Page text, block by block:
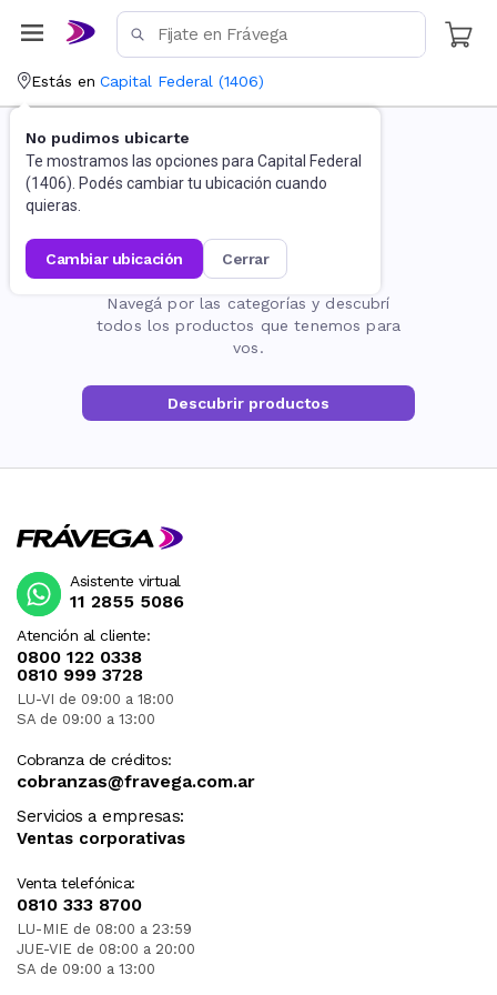
Estás en Capital Federal (1406)
No pudimos ubicarte
Te mostramos las opciones para Capital Federal
(1406). Podés cambiar tu ubicación cuando
quieras.
cambiar ubicación cerrar
La página no existe
Navegá por las categorías y descubrí
todos los productos que tenemos para
vos.
Descubrir productos
Atención al cliente:
0800 122 0338
0810 999 3728
LU-VI de 09:00 a 18:00
SA de 09:00 a 13:00
Cobranza de créditos:
cobranzas@fravega.com.ar
Servicios a empresas:
Ventas corporativas
Venta telefónica:
0810 333 8700
LU-MIE de 08:00 a 23:59
JUE-VIE de 08:00 a 20:00
SA de 09:00 a 13:00
Asistente virtual
11 2855 5086